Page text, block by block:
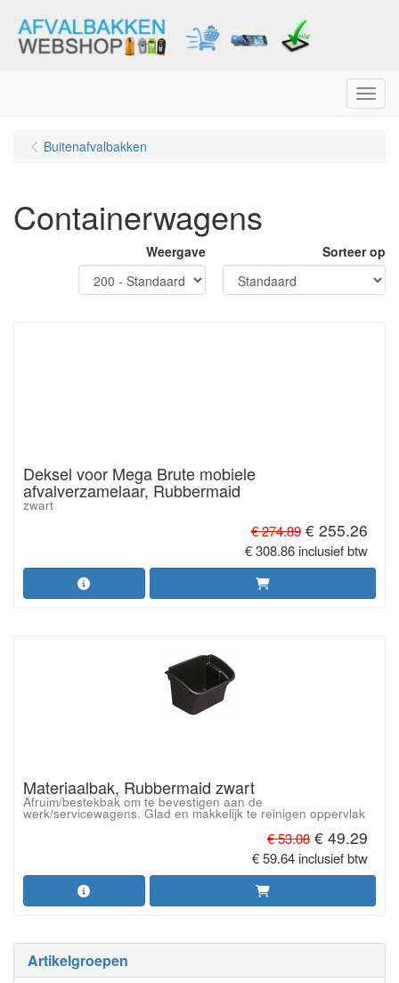
Menu
Artikelgroepen
Buitenafvalbakken
Containerwagens
Weergave Sorteer op
Deksel voor Mega Brute mobiele
afvalverzamelaar, Rubbermaid
zwart
€ 274.89 € 255.26
€ 308.86 inclusief btw
Materiaalbak, Rubbermaid zwart
Afruim/bestekbak om te bevestigen aan de
werk/servicewagens. Glad en makkelijk te reinigen oppervlak
€ 53.08 € 49.29
€ 59.64 inclusief btw